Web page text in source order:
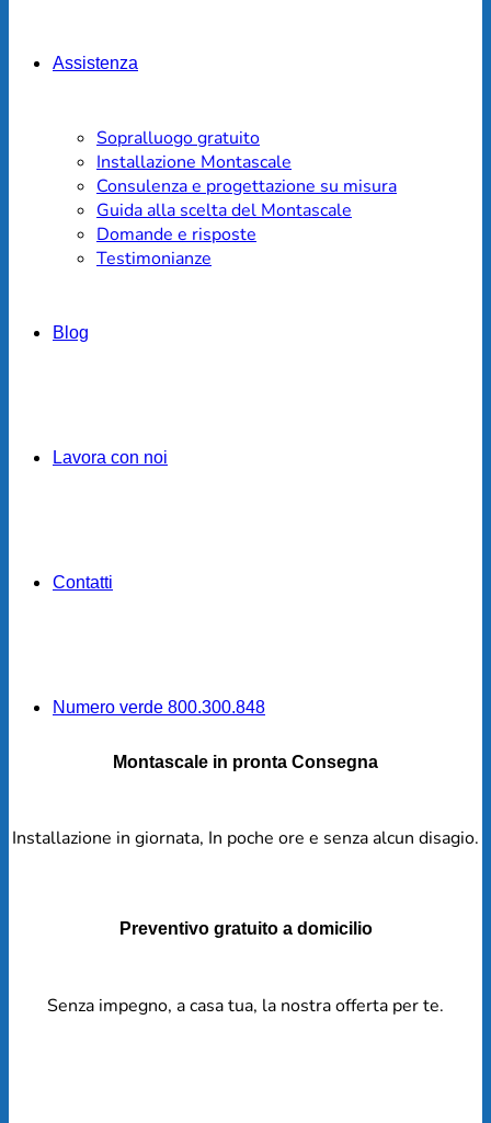
Assistenza
Sopralluogo gratuito
Installazione Montascale
Consulenza e progettazione su misura
Guida alla scelta del Montascale
Domande e risposte
Testimonianze
Blog
Lavora con noi
Contatti
Numero verde 800.300.848
Montascale in pronta Consegna
Installazione in giornata, In poche ore e senza alcun disagio.
Preventivo gratuito a domicilio
Senza impegno, a casa tua, la nostra offerta per te.